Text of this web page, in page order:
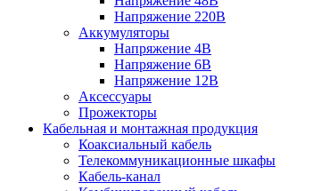
Напряжение 220В
Аккумуляторы
Напряжение 4В
Напряжение 6В
Напряжение 12В
Аксессуары
Прожекторы
Кабельная и монтажная продукция
Коаксиальный кабель
Телекоммуникационные шкафы
Кабель-канал